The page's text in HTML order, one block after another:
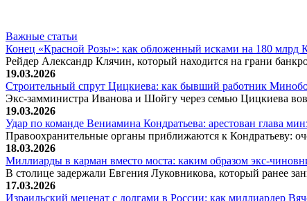
Важные статьи
Конец «Красной Розы»: как обложенный исками на 180
Рейдер Александр Клячин, который находится на грани
19.03.2026
Строительный спрут Цицкиева: как бывший работник
Экс-замминистра Иванова и Шойгу через семью Цицкиева
19.03.2026
Удар по команде Вениамина Кондратьева: арестован глава
Правоохранительные органы приближаются к Кондратьеву:
18.03.2026
Миллиарды в карман вместо моста: каким образом экс-
В столице задержали Евгения Луковникова, который ранее
17.03.2026
Израильский меценат с долгами в России: как миллиардер